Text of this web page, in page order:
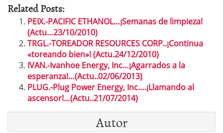
Related Posts:
PEIX.-PACIFIC ETHANOL…¡Semanas de limpieza!
(Actu…23/10/2010)
TRGL.-TOREADOR RESOURCES CORP..¡Continua
«toreando bien»! (Actu.24/12/2010)
IVAN.-Ivanhoe Energy, Inc…¡Agarrados a la
esperanza!…(Actu..02/06/2013)
PLUG.-Plug Power Energy, Inc….¡Llamando al
ascensor!…(Actu..21/07/2014)
Autor